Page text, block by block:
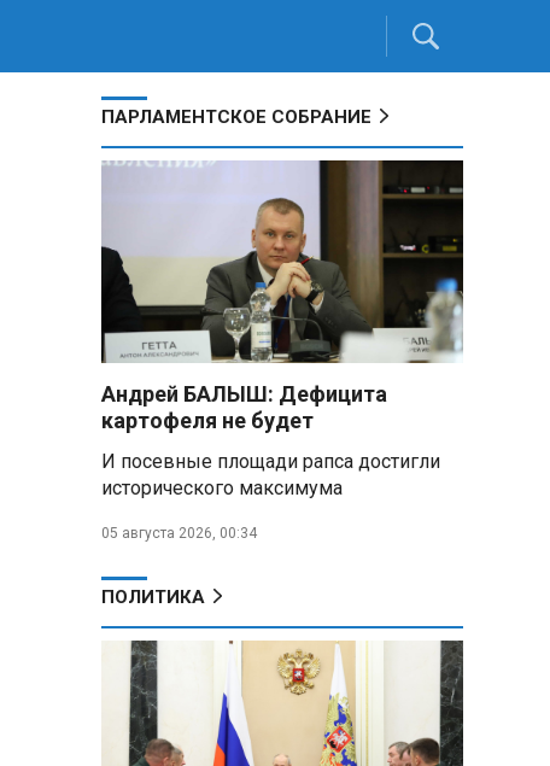
ПАРЛАМЕНТСКОЕ СОБРАНИЕ
Андрей БАЛЫШ: Дефицита
картофеля не будет
И посевные площади рапса достигли
исторического максимума
05 августа 2026, 00:34
ПОЛИТИКА